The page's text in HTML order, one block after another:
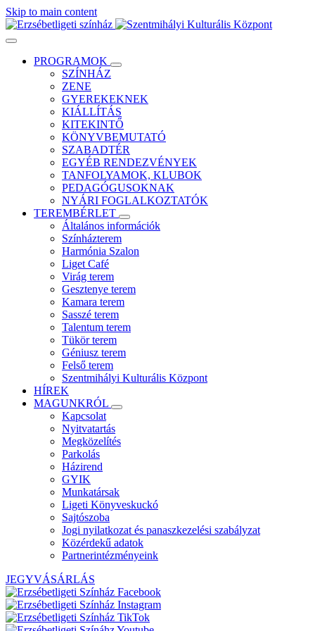
Skip to main content
PROGRAMOK
SZÍNHÁZ
ZENE
GYEREKEKNEK
KIÁLLÍTÁS
KITEKINTŐ
KÖNYVBEMUTATÓ
SZABADTÉR
EGYÉB RENDEZVÉNYEK
TANFOLYAMOK, KLUBOK
PEDAGÓGUSOKNAK
NYÁRI FOGLALKOZTATÓK
TEREMBÉRLET
Általános információk
Színházterem
Harmónia Szalon
Liget Café
Virág terem
Gesztenye terem
Kamara terem
Sasszé terem
Talentum terem
Tükör terem
Géniusz terem
Felső terem
Szentmihályi Kulturális Központ
HÍREK
MAGUNKRÓL
Kapcsolat
Nyitvatartás
Megközelítés
Parkolás
Házirend
GYIK
Munkatársak
Ligeti Könyveskuckó
Sajtószoba
Jogi nyilatkozat és panaszkezelési szabályzat
Közérdekű adatok
Partnerintézményeink
JEGYVÁSÁRLÁS